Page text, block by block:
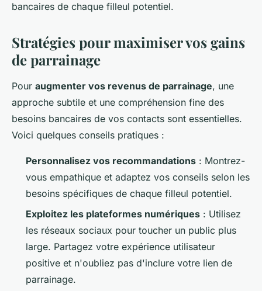
bancaires de chaque filleul potentiel.
Stratégies pour maximiser vos gains
de parrainage
Pour augmenter vos revenus de parrainage, une
approche subtile et une compréhension fine des
besoins bancaires de vos contacts sont essentielles.
Voici quelques conseils pratiques :
Personnalisez vos recommandations : Montrez-
vous empathique et adaptez vos conseils selon les
besoins spécifiques de chaque filleul potentiel.
Exploitez les plateformes numériques : Utilisez
les réseaux sociaux pour toucher un public plus
large. Partagez votre expérience utilisateur
positive et n'oubliez pas d'inclure votre lien de
parrainage.